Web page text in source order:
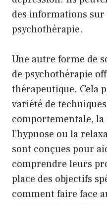
des informations
psychothérapie.
Une autre forme de
de psychothérapie
thérapeutique. Cela
variété de
comportementale,
l’hypnose ou la
sont conçues pour
comprendre leurs
place des objectifs
comment faire face